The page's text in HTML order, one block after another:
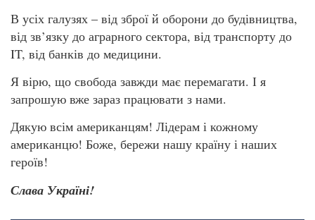
В усіх галузях – від зброї й оборони до будівництва,
від зв’язку до аграрного сектора, від транспорту до
IT, від банків до медицини.
Я вірю, що свобода завжди має перемагати. І я
запрошую вже зараз працювати з нами.
Дякую всім американцям! Лідерам і кожному
американцю! Боже, бережи нашу країну і наших
героїв!
Слава Україні!